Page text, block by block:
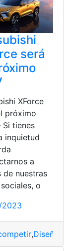
modelos SUV
será
XForce
próximo
Si tienes
inquietud
a
de nuestras
o
2023
,Diseño